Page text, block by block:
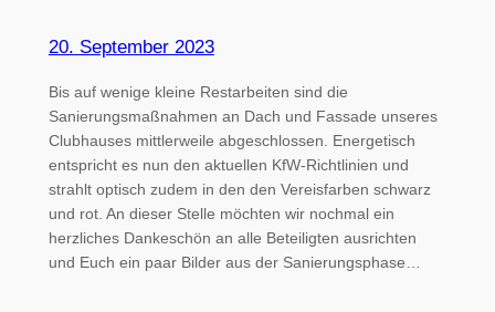
20. September 2023
Bis auf wenige kleine Restarbeiten sind die
Sanierungsmaßnahmen an Dach und Fassade unseres
Clubhauses mittlerweile abgeschlossen. Energetisch
entspricht es nun den aktuellen KfW-Richtlinien und
strahlt optisch zudem in den den Vereisfarben schwarz
und rot. An dieser Stelle möchten wir nochmal ein
herzliches Dankeschön an alle Beteiligten ausrichten
und Euch ein paar Bilder aus der Sanierungsphase…